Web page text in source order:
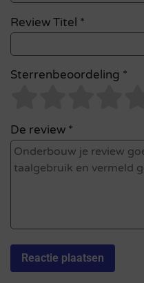
Review Titel *
Sterrenbeoordeling *
De review *